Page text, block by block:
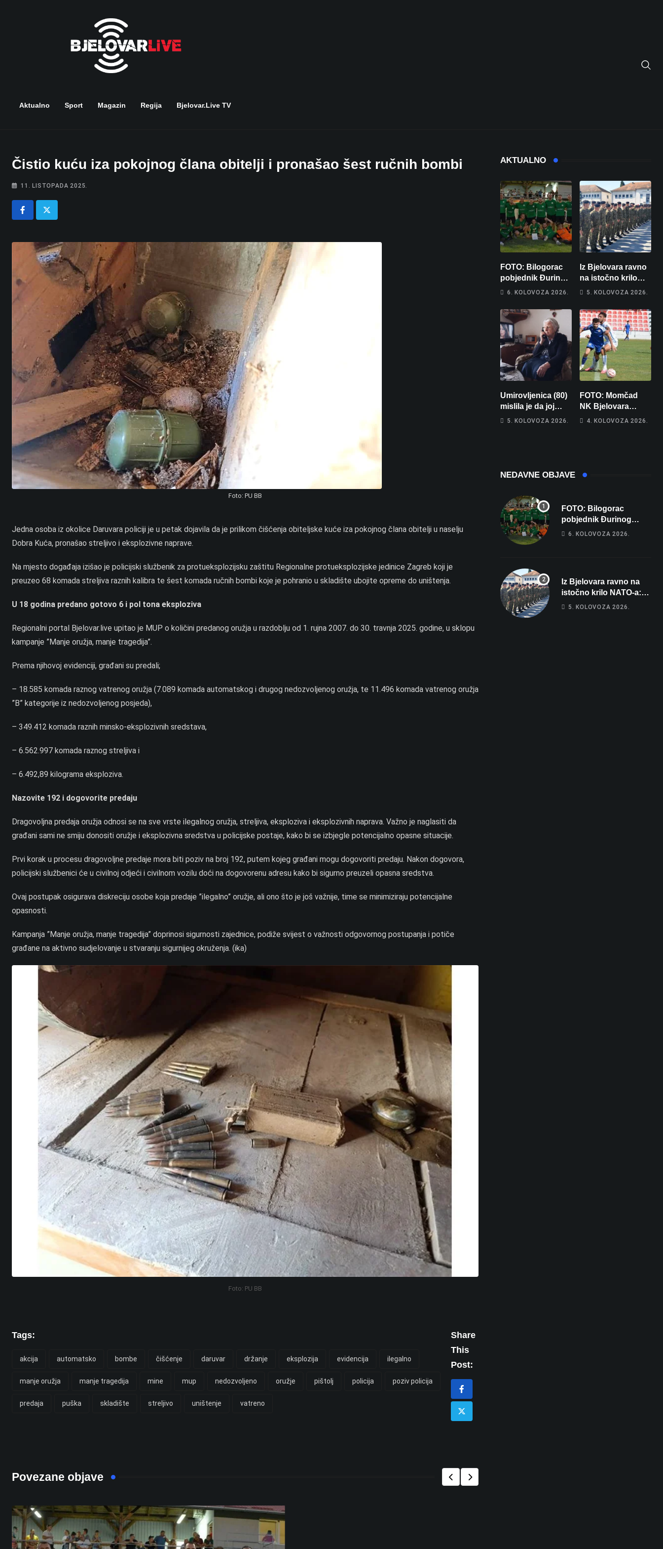
Aktualno Sport Magazin Regija Bjelovar.live TV
Čistio kuću iza pokojnog člana obitelji i pronašao šest ručnih bombi
11. LISTOPADA 2025.
Foto: PU BB
Jedna osoba iz okolice Daruvara policiji je u petak dojavila da je prilikom čišćenja obiteljske kuće iza pokojnog člana obitelji u naselju
Dobra Kuća, pronašao streljivo i eksplozivne naprave.
Na mjesto događaja izišao je policijski službenik za protueksplozijsku zaštitu Regionalne protueksplozijske jedinice Zagreb koji je
preuzeo 68 komada streljiva raznih kalibra te šest komada ručnih bombi koje je pohranio u skladište ubojite opreme do uništenja.
U 18 godina predano gotovo 6 i pol tona eksploziva
Regionalni portal Bjelovar.live upitao je MUP o količini predanog oružja u razdoblju od 1. rujna 2007. do 30. travnja 2025. godine, u sklopu
kampanje ”Manje oružja, manje tragedija”.
Prema njihovoj evidenciji, građani su predali;
– 18.585 komada raznog vatrenog oružja (7.089 komada automatskog i drugog nedozvoljenog oružja, te 11.496 komada vatrenog oružja
”B” kategorije iz nedozvoljenog posjeda),
– 349.412 komada raznih minsko-eksplozivnih sredstava,
– 6.562.997 komada raznog streljiva i
– 6.492,89 kilograma eksploziva.
Nazovite 192 i dogovorite predaju
Dragovoljna predaja oružja odnosi se na sve vrste ilegalnog oružja, streljiva, eksploziva i eksplozivnih naprava. Važno je naglasiti da
građani sami ne smiju donositi oružje i eksplozivna sredstva u policijske postaje, kako bi se izbjegle potencijalno opasne situacije.
Prvi korak u procesu dragovoljne predaje mora biti poziv na broj 192, putem kojeg građani mogu dogovoriti predaju. Nakon dogovora,
policijski službenici će u civilnoj odjeći i civilnom vozilu doći na dogovorenu adresu kako bi sigurno preuzeli opasna sredstva.
Ovaj postupak osigurava diskreciju osobe koja predaje ”ilegalno” oružje, ali ono što je još važnije, time se minimiziraju potencijalne
opasnosti.
Kampanja ”Manje oružja, manje tragedija” doprinosi sigurnosti zajednice, podiže svijest o važnosti odgovornog postupanja i potiče
građane na aktivno sudjelovanje u stvaranju sigurnijeg okruženja. (ika)
Foto: PU BB
Tags:
akcija automatsko bombe čišćenje daruvar držanje eksplozija evidencija ilegalno
manje oružja manje tragedija mine mup nedozvoljeno oružje pištolj policija poziv policija
predaja puška skladište streljivo uništenje vatreno
Share
This
Post:
Povezane objave
AKTUALNO
FOTO: Bilogorac
pobjednik Đurinog
memorijala
6. KOLOVOZA 2026.
Iz Bjelovara ravno
na istočno krilo
NATO-a: Evo kamo
vojnika i 6
vojnikinja
5. KOLOVOZA 2026.
Umirovljenica (80)
mislila je da joj
piše kći pa ostala
5. KOLOVOZA 2026.
FOTO: Momčad
NK Bjelovara
poprima jesenski
4. KOLOVOZA 2026.
NEDAVNE OBJAVE
FOTO: Bilogorac
pobjednik Đurinog
memorijala
6. KOLOVOZA 2026.
Iz Bjelovara ravno na
istočno krilo NATO-a:
Evo kamo odlazi 82
5. KOLOVOZA 2026.